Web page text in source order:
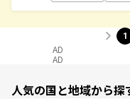
1
AD
AD
人気の国と地域から探